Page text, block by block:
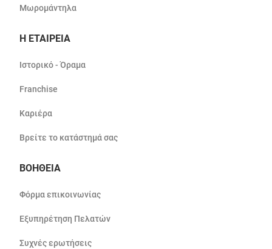
Μωρομάντηλα
Η ΕΤΑΙΡΕΙΑ
Ιστορικό - Όραμα
Franchise
Καριέρα
Βρείτε το κατάστημά σας
ΒΟΗΘΕΙΑ
Φόρμα επικοινωνίας
Εξυπηρέτηση Πελατών
Συχνές ερωτήσεις